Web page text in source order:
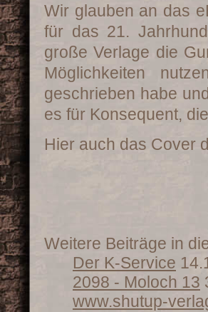
Wir glauben an das
für das 21.
große Verlage die
Möglichkeiten
geschrieben habe
es für Konsequent,
Hier auch das Cover
Weitere Beiträge in
Der K-Service
2098 - Moloch 13
www.shutup-